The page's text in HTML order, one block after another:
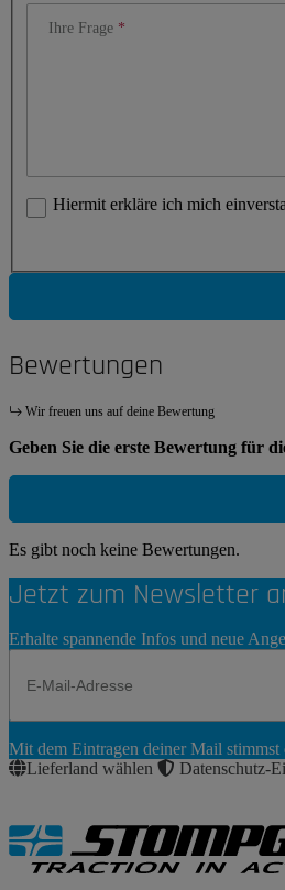
Ihre Frage
Hiermit erkläre ich mich
Bewertungen
Wir freuen uns auf deine Bewertung
Geben Sie die erste Bewertung für
Es gibt noch keine Bewertungen.
Jetzt zum Newsletter
Erhalte spannende Infos und neue
Abonnieren
Mit dem Eintragen deiner Mail stimmst
Lieferland wählen
Datenschutz-